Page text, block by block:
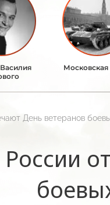
Московская
День ветеранов
России